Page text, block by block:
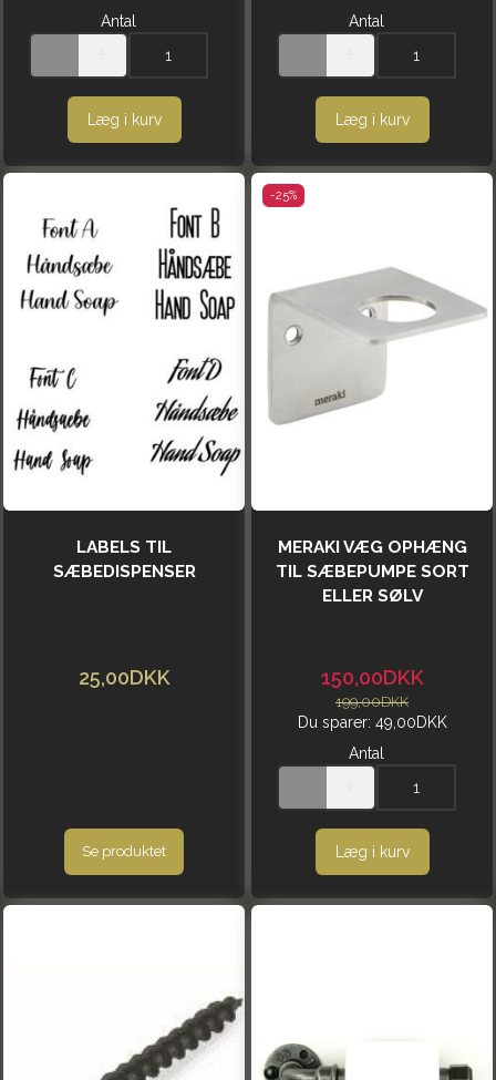
Antal
Læg i kurv
Antal
Læg i kurv
LABELS TIL
SÆBEDISPENSER
25,00DKK
Se produktet
-25%
MERAKI VÆG OPHÆNG
TIL SÆBEPUMPE SORT
ELLER SØLV
150,00DKK
199,00DKK
Du sparer: 49,00DKK
Antal
Læg i kurv